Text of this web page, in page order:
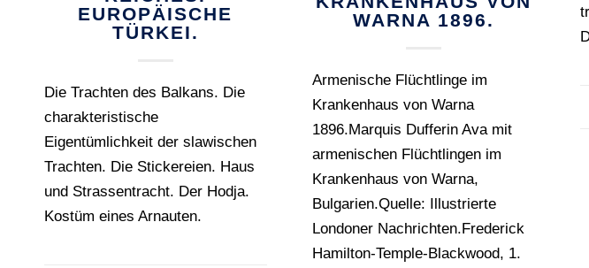
EUROPÄISCHE
TÜRKEI.
Die Trachten des Balkans. Die
charakteristische
Eigentümlichkeit der slawischen
Trachten. Die Stickereien. Haus
und Strassentracht. Der Hodja.
Kostüm eines Arnauten.
WARNA 1896.
Armenische Flüchtlinge im
Krankenhaus von Warna
1896.Marquis Dufferin Ava mit
armenischen Flüchtlingen im
Krankenhaus von Warna,
Bulgarien.Quelle: Illustrierte
Londoner Nachrichten.Frederick
Hamilton-Temple-Blackwood, 1.